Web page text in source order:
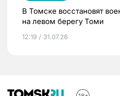
В Томске восстановят
на левом берегу Томи
12:19 / 31.07.26